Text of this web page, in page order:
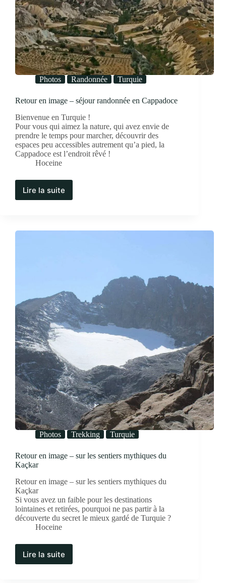
Photos Randonnée Turquie
Retour en image – séjour randonnée en Cappadoce
Bienvenue en Turquie !
Pour vous qui aimez la nature, qui avez envie de
prendre le temps pour marcher, découvrir des
espaces peu accessibles autrement qu’a pied, la
Cappadoce est l’endroit rêvé !
Hoceine
Lire la suite
Photos Trekking Turquie
Retour en image – sur les sentiers mythiques du
Kaçkar
Retour en image – sur les sentiers mythiques du
Kaçkar
Si vous avez un faible pour les destinations
lointaines et retirées, pourquoi ne pas partir à la
découverte du secret le mieux gardé de Turquie ?
Hoceine
Lire la suite